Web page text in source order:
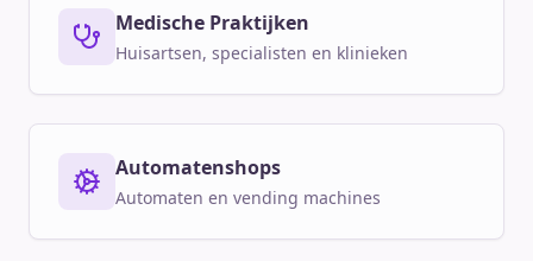
Medische Praktijken
Huisartsen, specialisten en klinieken
Automatenshops
Automaten en vending machines